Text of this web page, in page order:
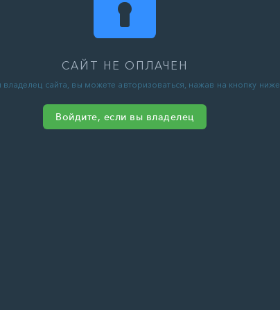
САЙТ НЕ ОПЛАЧЕН
владелец сайта, вы можете авторизоваться, нажав на кнопку ниже
Войдите, если вы владелец